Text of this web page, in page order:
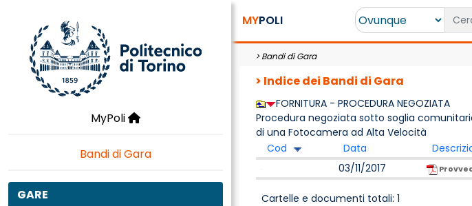
MyPoli
Bandi di Gara
GARE
MYPOLI
>Bandi di Gara
> Indice dei Bandi di Gara
FORNITURA - PROCEDURA NEGOZIATA
Procedura negoziata sotto soglia
di una Fotocamera ad Alta Velocità
Cod
Data
03/11/2017
Cartelle e documenti totali: 1